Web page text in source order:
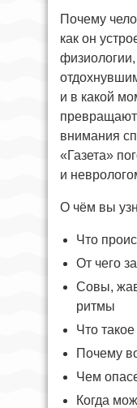
Почему
как он
и в какой
внимания
«Газета»
и
О чём вы
Что
От чего
Совы,
ритмы
Что
Почему
Чем
Когда